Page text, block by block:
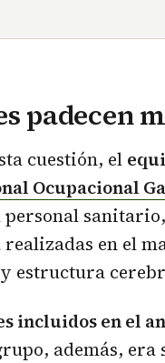
padecen
cuestión, el
Ocupacional
personal sanitario,
realizadas en el
estructura
incluidos en el
además,